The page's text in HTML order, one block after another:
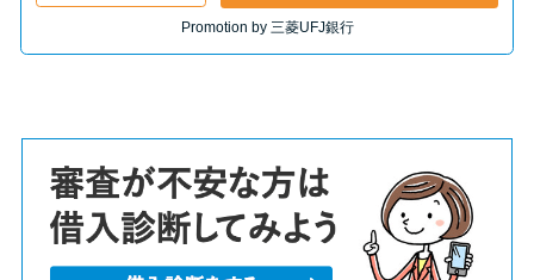
Promotion by 三菱UFJ銀行